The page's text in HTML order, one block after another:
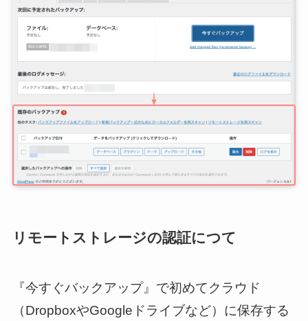
リモートストレージの認証につて
『今すぐバックアップ』で初めてクラウド
（DropboxやGoogleドライブなど）に保存する
シンプル美と機能性を
両立させたWordPressテーマ
稼ぐために
特化したWordPressテーマ